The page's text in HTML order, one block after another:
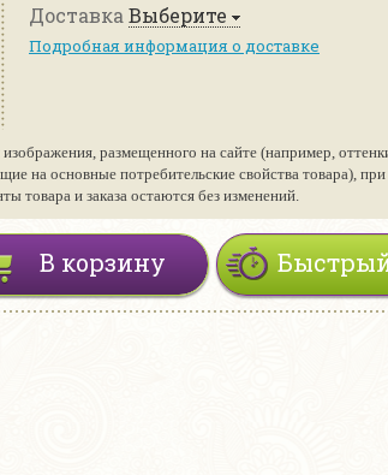
Доставка Выберите
Подробная информация о доставке
размещенного на сайте (например,
на основные потребительские свойства товара),
товара и заказа остаются без изменений.
В корзину